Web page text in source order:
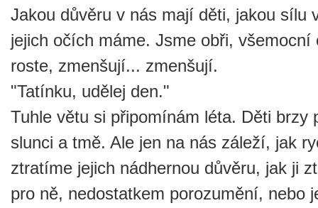
Jakou důvěru v nás mají děti, jakou sílu
jejich očích máme. Jsme obři,
roste, zmenšují... zmenšují.
"Tatínku, udělej den."
Tuhle větu si připomínám léta. Děti brzy
slunci a tmě. Ale jen na nás záleží, jak
ztratíme jejich nádhernou důvěru, jak ji
pro ně, nedostatkem porozumění, nebo